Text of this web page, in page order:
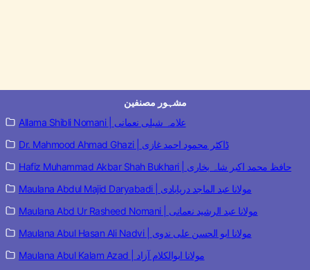
مشہور مصنفین
Allama Shibli Nomani | علامہ شبلی نعمانی
Dr. Mahmood Ahmad Ghazi | ڈاکٹر محمود احمد غازی
Hafiz Muhammad Akbar Shah Bukhari | حافظ محمد اکبر شاہ بخاری
Maulana Abdul Majid Daryabadi | مولانا عبد الماجد دریابادی
Maulana Abd Ur Rasheed Nomani | مولانا عبد الرشید نعمانی
Maulana Abul Hasan Ali Nadvi | مولانا ابو الحسن علی ندوی
Maulana Abul Kalam Azad | مولانا ابوالکلام آزاد